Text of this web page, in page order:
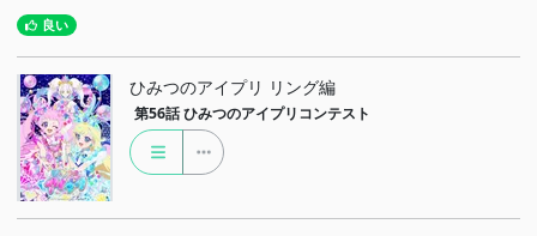
良い
ひみつのアイプリ リング編
第56話 ひみつのアイプリコンテスト